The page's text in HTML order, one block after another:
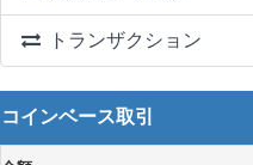
トランザクション
コインベース取引